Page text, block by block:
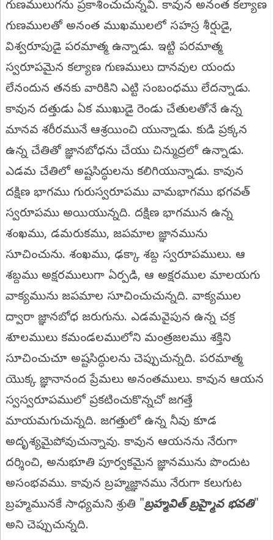
గుణములుగను ప్రకాశించుచున్నవి. కావున అనంత కల్యాణ
గుణములతో అనంత ముఖములలో సహస్ర శీర్షుడై,
విశ్వరూపుడై పరమాత్మ ఉన్నాడు. ఇట్టి పరమాత్మ
స్వరూపమైన కల్యాణ గుణములు దానవుల యందు
లేనందున తనకు వారికిని ఎట్టి సంబంధము లేదన్నాడు.
కావున దత్తుడు ఏక ముఖుడై రెండు చేతులతోనే ఉన్న
మానవ శరీరమునే ఆశ్రయించి యున్నాడు. కుడి ప్రక్కన
ఉన్న చేతితో జ్ఞానబోధను చేయు చిన్ముద్రలో ఉన్నాడు.
ఎడమ చేతిలో అష్టసిద్ధులను కలిగియున్నాడు. కావున
దక్షిణ భాగము గురుస్వరూపము వామభాగము భగవత్‌
స్వరూపము అయియున్నది. దక్షిణ భాగమున ఉన్న
శంఖము, డమరుకము, జపమాల జ్ఞానమును
సూచించును. శంఖము, ఢక్కా శబ్ద స్వరూపములు. ఆ
శబ్దము అక్షరములుగా ఏర్పడి, ఆ అక్షరముల మాలయగు
వాక్యమును జపమాల సూచించుచున్నది. వాక్యముల
ద్వారా జ్ఞానబోధ జరుగును. ఎడమవైపున ఉన్న చక్ర
శూలములు కమండలములోని మంత్రజలము శక్తిని
సూచించుచూ అష్టసిద్ధులను చెప్పుచున్నది. పరమాత్మ
యొక్క జ్ఞానానంద ప్రేమలు అనంతములు. కావున ఆయన
స్వస్వరూపములో ప్రకటించుకొన్నచో జగత్తే
మాయమగుచున్నది. జగత్తులో ఉన్న నీవు కూడ
అదృశ్యమైపోవుచున్నావు. కావున ఆయనను నేరుగా
దర్శించి, అనుభూతి పూర్వకమైన జ్ఞానమును పొందుట
అసంభవము. కావున బ్రహ్మజ్ఞానము నేరుగా కలుగుట
బ్రహ్మమునకే సాధ్యమని శ్రుతి "బ్రహ్మవిత్‌ బ్రహ్మైవ భవతి"
అని చెప్పుచున్నది.